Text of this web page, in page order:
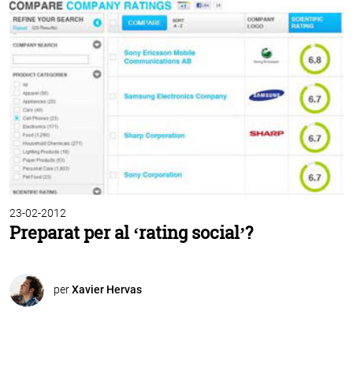
23-02-2012
Preparat per al ‘rating social’?
perXavier Hervas